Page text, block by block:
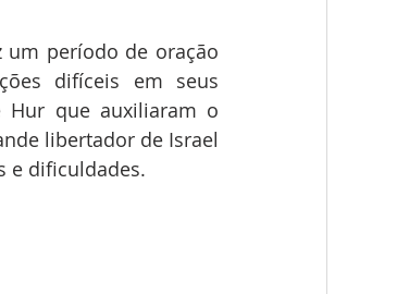
um período de oração
difíceis em seus
Hur que auxiliaram o
libertador de Israel
e dificuldades.